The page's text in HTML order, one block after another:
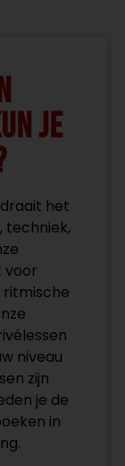
JE
het
techniek,
voor
ritmische
niveau
zijn
je de
in